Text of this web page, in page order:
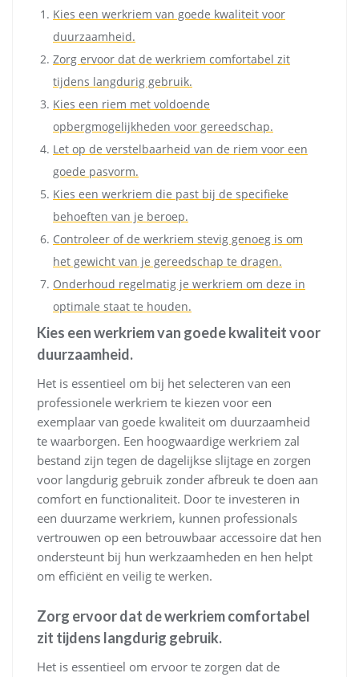
Kies een werkriem van goede kwaliteit voor
duurzaamheid.
Zorg ervoor dat de werkriem comfortabel zit
tijdens langdurig gebruik.
Kies een riem met voldoende
opbergmogelijkheden voor gereedschap.
Let op de verstelbaarheid van de riem voor een
goede pasvorm.
Kies een werkriem die past bij de specifieke
behoeften van je beroep.
Controleer of de werkriem stevig genoeg is om
het gewicht van je gereedschap te dragen.
Onderhoud regelmatig je werkriem om deze in
optimale staat te houden.
Kies een werkriem van goede kwaliteit voor
duurzaamheid.
Het is essentieel om bij het selecteren van een
professionele werkriem te kiezen voor een
exemplaar van goede kwaliteit om duurzaamheid
te waarborgen. Een hoogwaardige werkriem zal
bestand zijn tegen de dagelijkse slijtage en zorgen
voor langdurig gebruik zonder afbreuk te doen aan
comfort en functionaliteit. Door te investeren in
een duurzame werkriem, kunnen professionals
vertrouwen op een betrouwbaar accessoire dat hen
ondersteunt bij hun werkzaamheden en hen helpt
om efficiënt en veilig te werken.
Zorg ervoor dat de werkriem comfortabel
zit tijdens langdurig gebruik.
Het is essentieel om ervoor te zorgen dat de